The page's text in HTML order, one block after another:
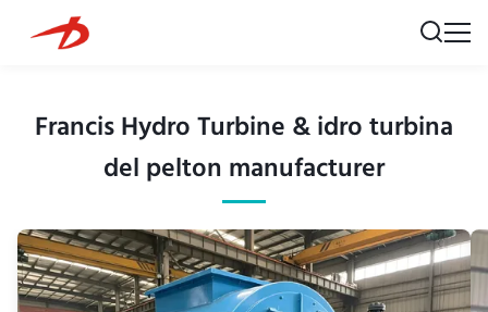
Francis Hydro Turbine & idro turbina
del pelton manufacturer